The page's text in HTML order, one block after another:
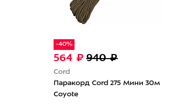
-40%
564 ₽ 940 ₽
Cord
Паракорд Cord 275 Мини 30м
Coyote